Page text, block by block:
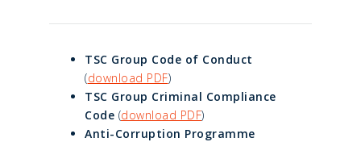
TSC Group Code of Conduct
(download PDF)
TSC Group Criminal Compliance
Code (download PDF)
Anti-Corruption Programme